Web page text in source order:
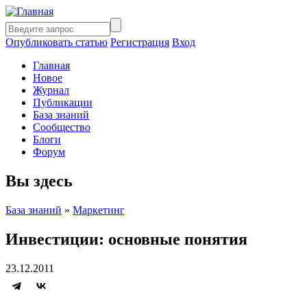
Опубликовать статью Регистрация Вход
Главная
Новое
Журнал
Публикации
База знаний
Сообщество
Блоги
Форум
Вы здесь
База знаний » Маркетинг
Инвестиции: основные понятия
23.12.2011